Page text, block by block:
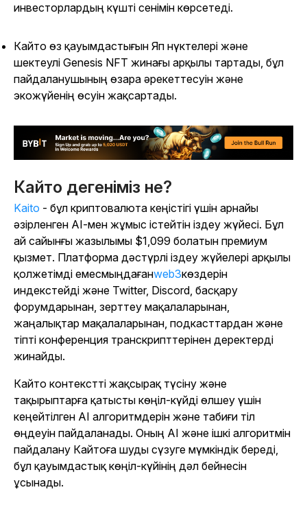
инвесторлардың күшті сенімін көрсетеді.
Кайто өз қауымдастығын Яп нүктелері және
шектеулі Genesis NFT жинағы арқылы тартады, бұл
пайдаланушының өзара әрекеттесуін және
экожүйенің өсуін жақсартады.
Кайто дегеніміз не?
Kaito - бұл криптовалюта кеңістігі үшін арнайы
әзірленген AI-мен жұмыс істейтін іздеу жүйесі. Бұл
ай сайынғы жазылымы $1,099 болатын премиум
қызмет. Платформа дәстүрлі іздеу жүйелері арқылы
қолжетімді емесмыңдағанweb3көздерін
индекстейді және Twitter, Discord, басқару
форумдарынан, зерттеу мақалаларынан,
жаңалықтар мақалаларынан, подкасттардан және
тіпті конференция транскрипттерінен деректерді
жинайды.
Кайто контекстті жақсырақ түсіну және
тақырыптарға қатысты көңіл-күйді өлшеу үшін
кеңейтілген AI алгоритмдерін және табиғи тіл
өңдеуін пайдаланады. Оның AI және ішкі алгоритмін
пайдалану Кайтоға шуды сүзуге мүмкіндік береді,
бұл қауымдастық көңіл-күйінің дәл бейнесін
ұсынады.